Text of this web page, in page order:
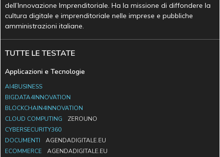
dell’Innovazione Imprenditoriale. Ha la missione di diffondere la
cultura digitale e imprenditoriale nelle imprese e pubbliche
amministrazioni italiane.
TUTTE LE TESTATE
Applicazioni e Tecnologie
AI4BUSINESS
BIGDATA4INNOVATION
BLOCKCHAIN4INNOVATION
CLOUD COMPUTING
ZEROUNO
CYBERSECURITY360
DOCUMENTI
AGENDADIGITALE.EU
ECOMMERCE
AGENDADIGITALE.EU